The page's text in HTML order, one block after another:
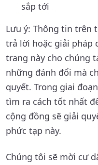
sắp tới
Lưu ý: Thông tin trên
trả lời hoặc giải pháp
trang này cho chúng
những đánh đổi mà
quyết. Trong giai
tìm ra cách tốt nhất
cộng đồng sẽ giải
phức tạp này.
Chúng tôi sẽ mời cư